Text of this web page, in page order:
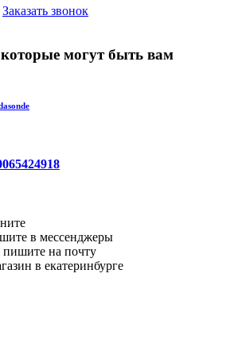
Заказать звонок
могут быть вам
в мессенджеры
пишите на почту
в екатеринбурге